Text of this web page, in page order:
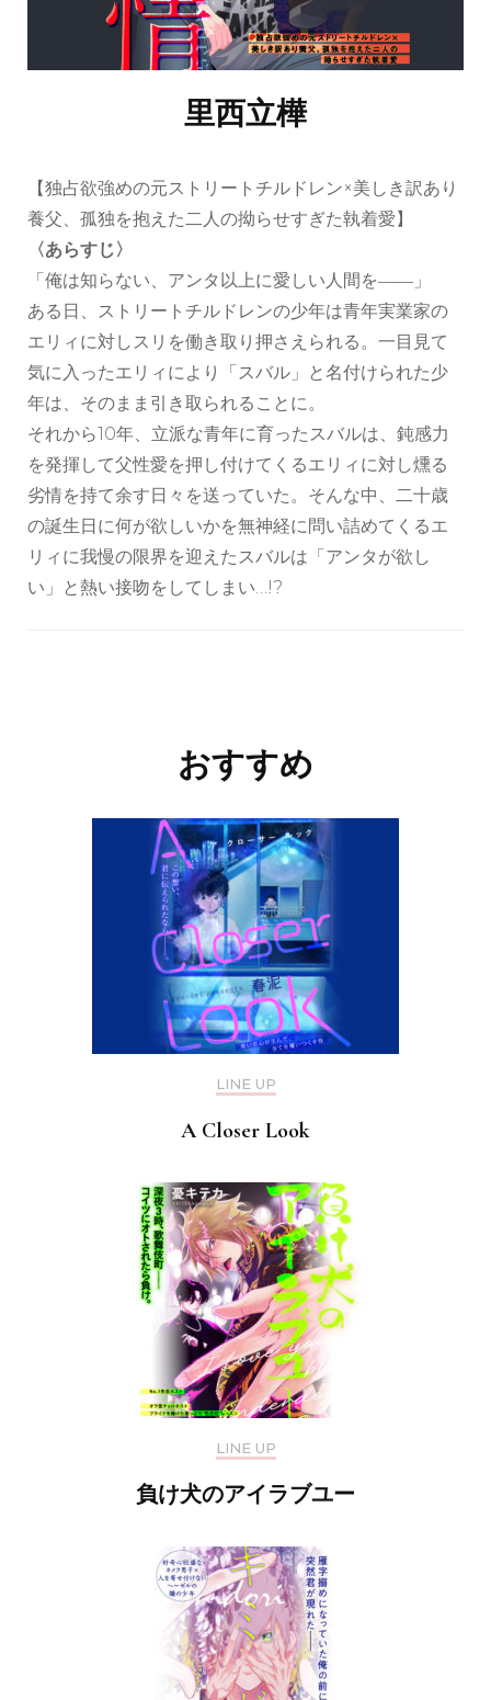
里西立樺
【独占欲強めの元ストリートチルドレン×美しき訳あり
養父、孤独を抱えた二人の拗らせすぎた執着愛】
〈あらすじ〉
「俺は知らない、アンタ以上に愛しい人間を――」
ある日、ストリートチルドレンの少年は青年実業家の
エリィに対しスリを働き取り押さえられる。一目見て
気に入ったエリィにより「スバル」と名付けられた少
年は、そのまま引き取られることに。
それから10年、立派な青年に育ったスバルは、鈍感力
を発揮して父性愛を押し付けてくるエリィに対し燻る
劣情を持て余す日々を送っていた。そんな中、二十歳
の誕生日に何が欲しいかを無神経に問い詰めてくるエ
リィに我慢の限界を迎えたスバルは「アンタが欲し
い」と熱い接吻をしてしまい…!?
おすすめ
LINE UP
A Closer Look
LINE UP
負け犬のアイラブユー